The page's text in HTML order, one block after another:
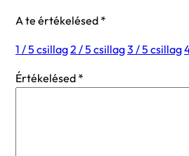
A te értékelésed *
1 / 5 csillag2 / 5 csillag3 / 5 csillag
Értékelésed *